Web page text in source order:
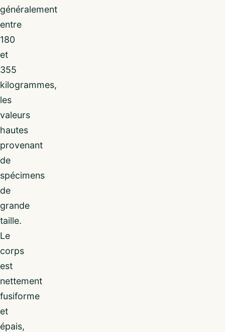
généralement
entre
180
et
355
kilogrammes,
les
valeurs
hautes
provenant
de
spécimens
de
grande
taille.
Le
corps
est
nettement
fusiforme
et
épais,